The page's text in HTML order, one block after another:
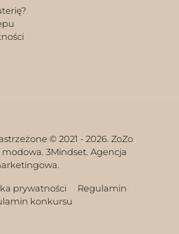
© 2021 - 2026. ZoZo
3Mindset. Agencja
prywatności
Regulamin
konkursu